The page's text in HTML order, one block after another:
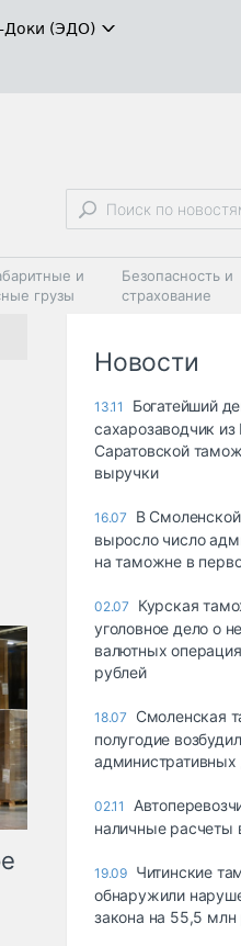
Доки (ЭДО)
и
грузы
Безопасность и
страхование
Новости
13.11
Богатейший
сахарозаводчик
Саратовской
выручки
16.07
В
выросло число
на таможне в
02.07
Курская
уголовное дело о
валютных
рублей
18.07
Смоленская
полугодие
административных
02.11
наличные расчеты
19.09 Читинские
обнаружили
закона на 55,5 млн